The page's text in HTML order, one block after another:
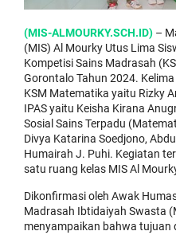
(MIS-ALMOURKY.SCH.ID) –
(MIS) Al Mourky Utus Lima
Kompetisi Sains Madrasah
Gorontalo Tahun 2024.
KSM Matematika yaitu Rizky
IPAS yaitu Keisha Kirana
Sosial Sains Terpadu
Divya Katarina Soedjono,
Humairah J. Puhi. Kegiatan
satu ruang kelas MIS Al
Dikonfirmasi oleh Awak
Madrasah Ibtidaiyah Swasta
menyampaikan bahwa tujuan